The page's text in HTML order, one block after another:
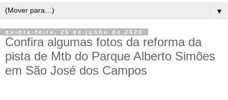
▼
quinta-feira, 25 de junho de 2020
Confira algumas fotos da reforma da
pista de Mtb do Parque Alberto Simões
em São José dos Campos